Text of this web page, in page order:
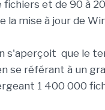
et de 90 à
la mise à jour de
s'aperçoit que le
se référant à un
1 400 000